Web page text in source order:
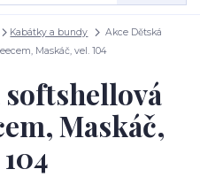
Kabátky a bundy
Akce Dětská
Maskáč, vel. 104
Maskáč,